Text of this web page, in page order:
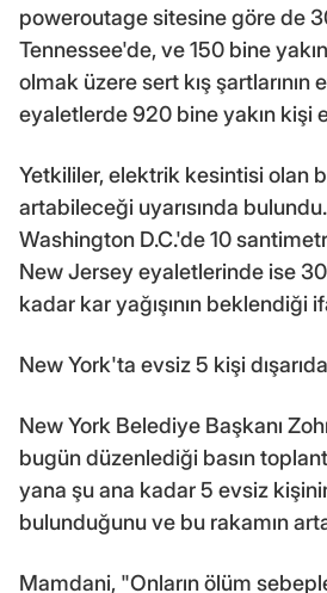
poweroutage sitesine göre de
Tennessee'de, ve 150 bine
olmak üzere sert kış şartlarının
eyaletlerde 920 bine yakın kişi
Yetkililer, elektrik kesintisi olan
artabileceği uyarısında
Washington D.C.'de 10
New Jersey eyaletlerinde ise
kadar kar yağışının beklendiği
New York'ta evsiz 5 kişi
New York Belediye Başkanı
bugün düzenlediği basın
yana şu ana kadar 5 evsiz
bulunduğunu ve bu rakamın
Mamdani, "Onların ölüm